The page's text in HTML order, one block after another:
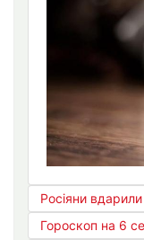
Росіяни
Гороскоп на 6